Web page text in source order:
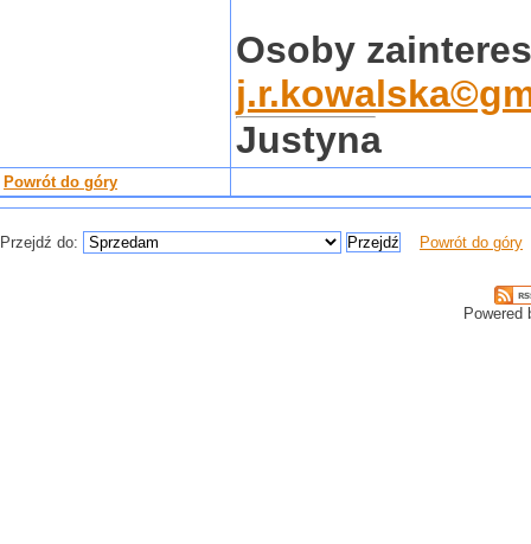
Osoby
Justyna
Powrót do góry
Przejdź do: Powrót do góry
Powered